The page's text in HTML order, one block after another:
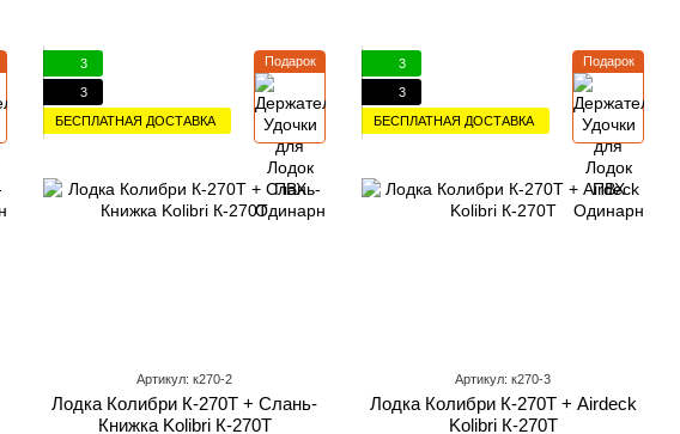
Подарок
3
3
БЕСПЛАТНАЯ ДОСТАВКА
Артикул: к270-2
Лодка Колибри К-270Т + Слань-
Книжка Kolibri К-270Т
Подарок
3
3
БЕСПЛАТНАЯ ДОСТАВКА
Артикул: к270-3
Лодка Колибри К-270Т + Airdeck
Kolibri К-270Т